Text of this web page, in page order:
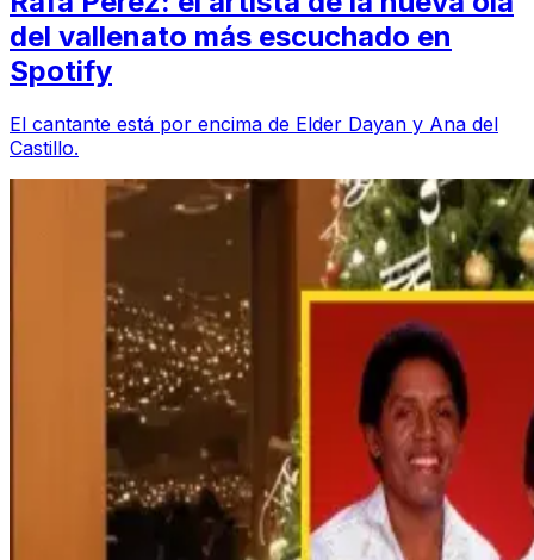
del vallenato más escuchado en
Spotify
El cantante está por encima de Elder Dayan y Ana del
Castillo.